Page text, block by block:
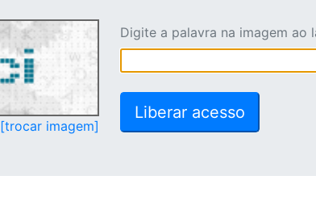
[trocar imagem]
Digite a palavra na imagem ao